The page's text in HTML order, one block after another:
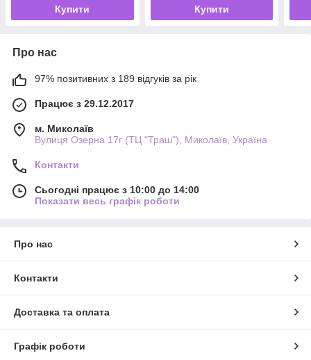
Купити Купити
Про нас
97% позитивних з 189 відгуків за рік
Працює з 29.12.2017
м. Миколаїв
Вулиця Озерна 17г (ТЦ "Траш"), Миколаїв, Україна
Контакти
Сьогодні працює з 10:00 до 14:00
Показати весь графік роботи
Про нас
Контакти
Доставка та оплата
Графік роботи